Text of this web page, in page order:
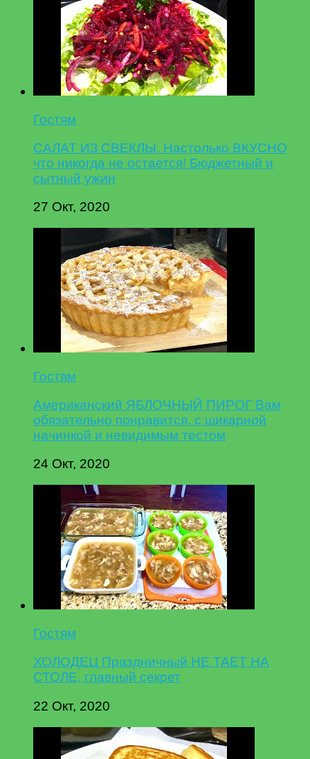
Гостям
САЛАТ ИЗ СВЕКЛЫ. Настолько ВКУСНО
что никогда не остается! Бюджетный и
сытный ужин
27 Окт, 2020
Гостям
Американский ЯБЛОЧНЫЙ ПИРОГ Вам
обязательно понравится, с шикарной
начинкой и невидимым тестом
24 Окт, 2020
Гостям
ХОЛОДЕЦ Праздничный НЕ ТАЕТ НА
СТОЛЕ, главный секрет
22 Окт, 2020